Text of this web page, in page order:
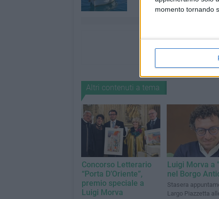
momento tornando
Altri contenuti a tema
Concorso Letterario
“Porta D’Oriente”,
premio speciale a
Luigi Morva
Luigi Morva a
nel Borgo
Stasera
Largo Piazzetta